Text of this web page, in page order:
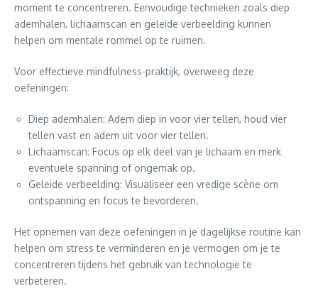
moment te concentreren. Eenvoudige technieken zoals diep
ademhalen, lichaamscan en geleide verbeelding kunnen
helpen om mentale rommel op te ruimen.
Voor effectieve mindfulness-praktijk, overweeg deze
oefeningen:
Diep ademhalen: Adem diep in voor vier tellen, houd vier
tellen vast en adem uit voor vier tellen.
Lichaamscan: Focus op elk deel van je lichaam en merk
eventuele spanning of ongemak op.
Geleide verbeelding: Visualiseer een vredige scène om
ontspanning en focus te bevorderen.
Het opnemen van deze oefeningen in je dagelijkse routine kan
helpen om stress te verminderen en je vermogen om je te
concentreren tijdens het gebruik van technologie te
verbeteren.